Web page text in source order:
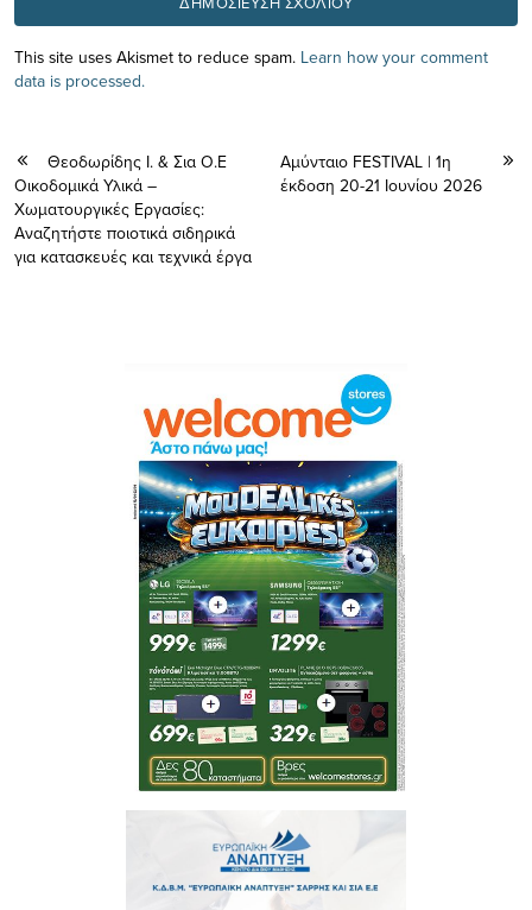
This site uses Akismet to reduce spam. Learn how your comment
data is processed.
Θεοδωρίδης Ι. & Σια O.E
Οικοδομικά Υλικά –
Χωματουργικές Εργασίες:
Αναζητήστε ποιοτικά σιδηρικά
για κατασκευές και τεχνικά έργα
Αμύνταιο FESTIVAL | 1η
έκδοση 20-21 Ιουνίου 2026